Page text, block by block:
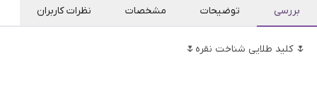
بررسی توضیحات مشخصات نظرات کاربران
🌷 کلید طلایی شناخت نقره🌷